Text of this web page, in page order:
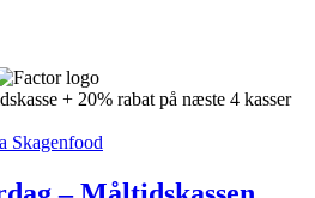
+ 20% rabat på næste 4 kasser